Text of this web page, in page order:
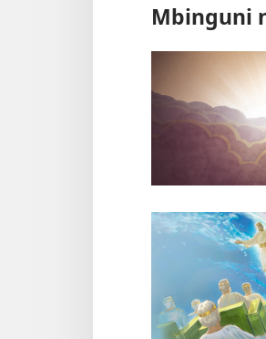
Mbinguni